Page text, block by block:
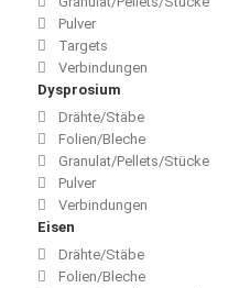
Pulver
Targets
Verbindungen
Dysprosium
Drähte/Stäbe
Folien/Bleche
Granulat/Pellets/Stücke
Pulver
Verbindungen
Eisen
Drähte/Stäbe
Folien/Bleche